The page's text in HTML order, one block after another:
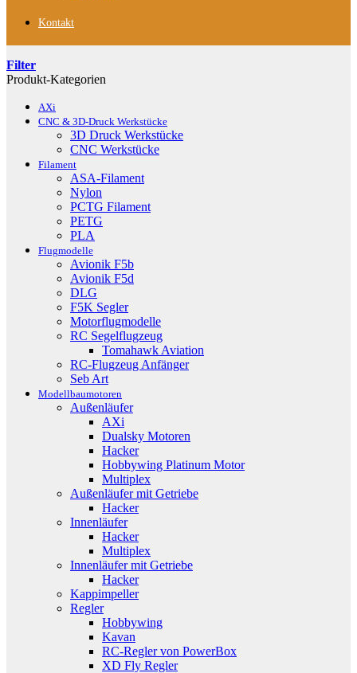
Kontakt
Filter
Produkt-Kategorien
AXi
CNC & 3D-Druck Werkstücke
3D Druck Werkstücke
CNC Werkstücke
Filament
ASA-Filament
Nylon
PCTG Filament
PETG
PLA
Flugmodelle
Avionik F5b
Avionik F5d
DLG
F5K Segler
Motorflugmodelle
RC Segelflugzeug
Tomahawk Aviation
RC-Flugzeug Anfänger
Seb Art
Modellbaumotoren
Außenläufer
AXi
Dualsky Motoren
Hacker
Hobbywing Platinum Motor
Multiplex
Außenläufer mit Getriebe
Hacker
Innenläufer
Hacker
Multiplex
Innenläufer mit Getriebe
Hacker
Kappimpeller
Regler
Hobbywing
Kavan
RC-Regler von PowerBox
XD Fly Regler